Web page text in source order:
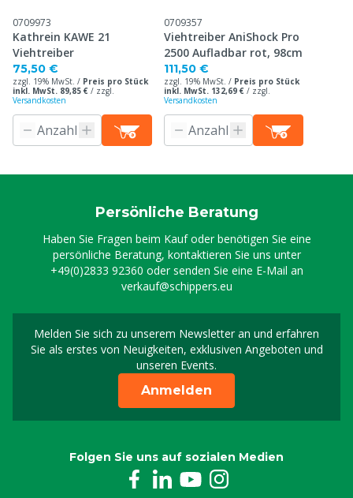
0709973
Kathrein KAWE 21
Viehtreiber
75,50 €
zzgl. 19% MwSt. / Preis pro Stück
inkl. MwSt. 89,85 € / zzgl.
Versandkosten
0709357
Viehtreiber AniShock Pro
2500 Aufladbar rot, 98cm
111,50 €
zzgl. 19% MwSt. / Preis pro Stück
inkl. MwSt. 132,69 € / zzgl.
Versandkosten
Persönliche Beratung
Haben Sie Fragen beim Kauf oder benötigen Sie eine
persönliche Beratung, kontaktieren Sie uns unter
+49(0)2833 92360 oder senden Sie eine E-Mail an
verkauf@schippers.eu
Melden Sie sich zu unserem Newsletter an und erfahren
Sie als erstes von Neuigkeiten, exklusiven Angeboten und
unseren Events.
Melden Sie sich für
Anmelden
Folgen Sie uns auf sozialen Medien